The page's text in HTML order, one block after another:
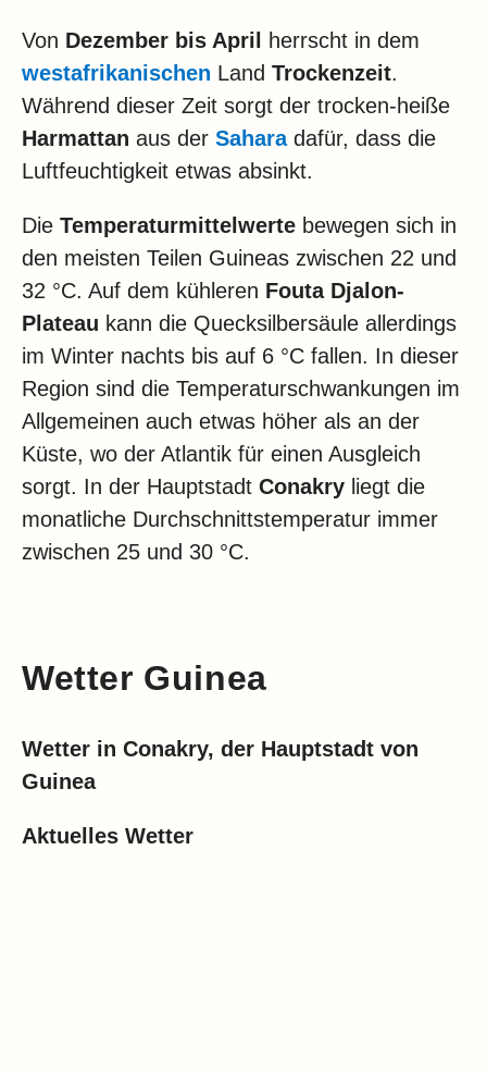
Von Dezember bis April
herrscht in dem
westafrikanischen Land Trockenzeit.
Während dieser Zeit sorgt der trocken-heiße
Harmattan aus der Saharadafür, dass die
Luftfeuchtigkeit etwas absinkt.
Die Temperaturmittelwerte bewegen sich in
den meisten Teilen Guineas zwischen 22 und
32 °C. Auf dem kühleren Fouta Djalon-
Plateau kann die Quecksilbersäule allerdings
im Winter nachts bis auf 6 °C fallen. In dieser
Region sind die Temperaturschwankungen im
Allgemeinen auch etwas höher als an der
Küste, wo der Atlantik für einen Ausgleich
sorgt. In der Hauptstadt Conakry liegt die
monatliche Durchschnittstemperatur immer
zwischen 25 und 30 °C.
Wetter Guinea
Wetter in Conakry, der Hauptstadt von
Guinea
Aktuelles Wetter